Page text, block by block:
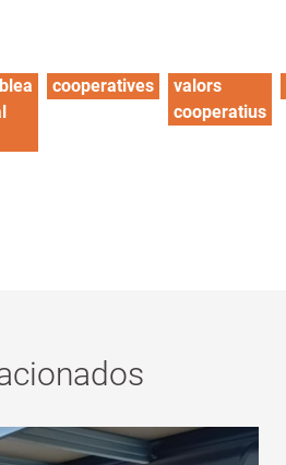
cooperatives
valors
cooperatius